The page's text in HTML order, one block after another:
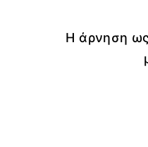
Η άρνηση